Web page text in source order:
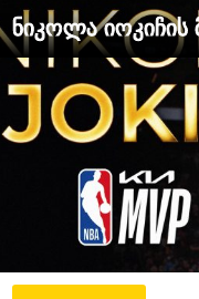
ნიკოლა იოკიჩის